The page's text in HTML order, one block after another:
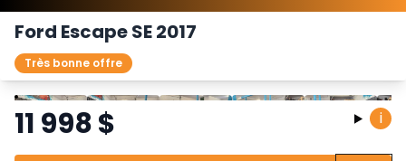
Ford Escape SE 2017
Très bonne offre
ArrêterPrécédent
Suivant
11 998$ i